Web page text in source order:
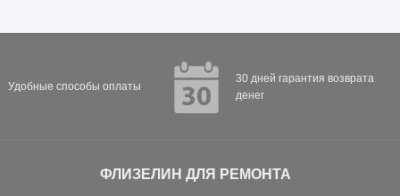
Удобные способы оплаты
30 дней гарантия возврата
денег
ФЛИЗЕЛИН ДЛЯ РЕМОНТА